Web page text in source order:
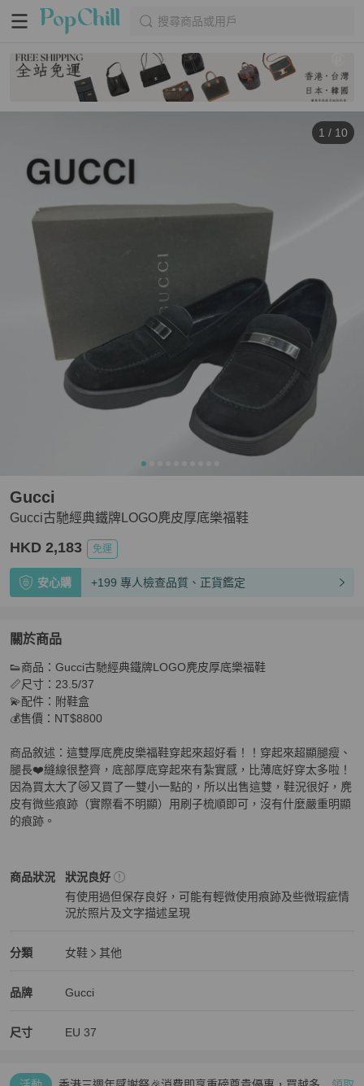
搜尋商品或用戶
1 / 10
Gucci古馳經典鐵牌LOGO麂皮厚底樂福鞋
Gucci
HKD 2,183 免運
安心購 +199 專人檢查品質、正貨鑑定
關於商品
關於Gucci古馳經典鐵牌LOGO麂皮厚底樂福鞋
👟商品：Gucci古馳經典鐵牌LOGO麂皮厚底樂福鞋
📏尺寸：23.5/37
💫配件：附鞋盒
💰售價：NT$8800
商品敘述：這雙厚底麂皮樂福鞋穿起來超好看！！穿起來超顯腿瘦、
腿長❤️縫線很整齊，底部厚底穿起來有紮實感，比薄底好穿太多啦！
因為買太大了😿又買了一雙小一點的，所以出售這雙，鞋況很好，麂
皮有微些痕跡（實際看不明顯）用刷子梳順即可，沒有什麼嚴重明顯
的痕跡。
商品狀況
Gucci女鞋 商品狀態與細節
狀況良好
有使用過但保存良好，可能有輕微使用痕跡及些微瑕疵情
況於照片及文字描述呈現
分類
Gucci 分類資訊
女鞋
其他
品牌
Gucci 女鞋品牌介紹
Gucci
Gucci 推薦清單
尺寸 EU 37